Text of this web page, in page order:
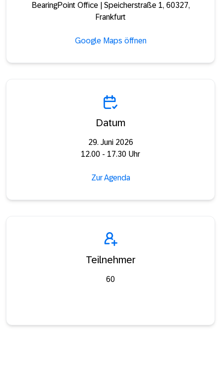
BearingPoint Office | Speicherstraße 1, 60327,
Frankfurt
Google Maps öffnen
Datum
29. Juni 2026
12.00 - 17.30 Uhr
Zur Agenda
Teilnehmer
60